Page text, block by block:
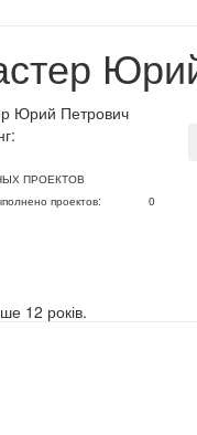
ПРОЕКТОВ
проектов:
0
12 років.